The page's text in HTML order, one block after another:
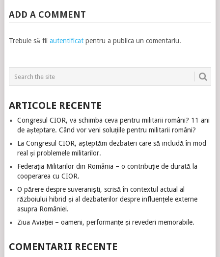
ADD A COMMENT
Trebuie să fii autentificatpentru a publica un comentariu.
ARTICOLE RECENTE
Congresul CIOR, va schimba ceva pentru militarii români? 11 ani
de așteptare. Când vor veni soluțiile pentru militarii români?
La Congresul CIOR, așteptăm dezbateri care să includă în mod
real și problemele militarilor.
Federația Militarilor din România – o contribuție de durată la
cooperarea cu CIOR.
O părere despre suveraniști, scrisă în contextul actual al
războiului hibrid și al dezbaterilor despre influențele externe
asupra României.
Ziua Aviației – oameni, performanțe și revederi memorabile.
COMENTARII RECENTE